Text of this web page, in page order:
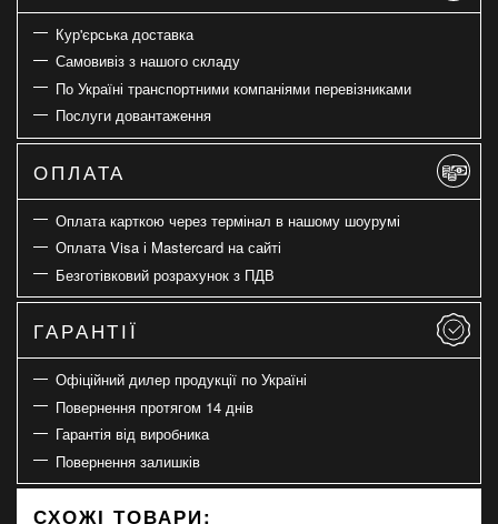
Кур'єрська доставка
Самовивіз з нашого складу
По Україні транспортними компаніями перевізниками
Послуги довантаження
ОПЛАТА
Оплата карткою через термінал в нашому шоурумі
Оплата Visa і Mastercard на сайті
Безготівковий розрахунок з ПДВ
ГАРАНТІЇ
Офіційний дилер продукції по Україні
Повернення протягом 14 днів
Гарантія від виробника
Повернення залишків
СХОЖІ ТОВАРИ: